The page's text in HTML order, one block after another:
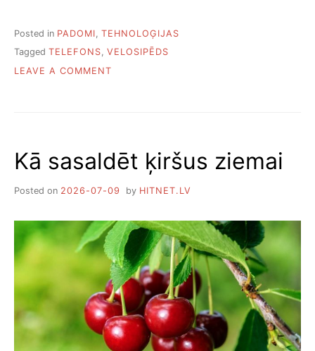
Posted in PADOMI TEHNOLOĢIJAS
Tagged TELEFONS, VELOSIPĒDS
LEAVE A COMMENT
Kā sasaldēt ķiršus ziemai
Posted on 2026-07-09 by HITNET.LV